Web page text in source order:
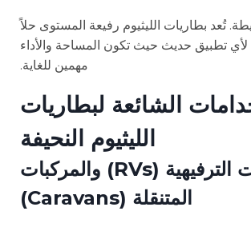
تُعد بطاريات الليثيوم رفيعة المستوى حلاً
لأي تطبيق حديث حيث تكون المساحة والأداء
مهمين للغاية.
الشائعة لبطاريات
الليثيوم النحيفة
1. المركبات الترفيهية (RVs) والمركبات
المتنقلة (Caravans)